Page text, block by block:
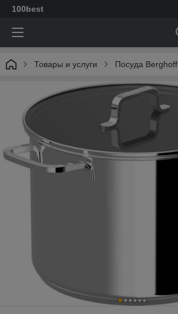
100best
Товары и услуги Посуда Berghoff